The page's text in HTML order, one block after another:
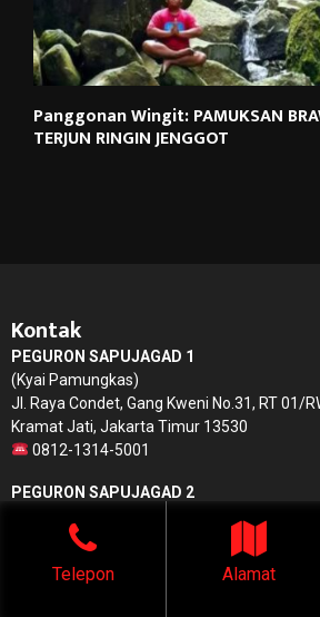
Panggonan Wingit: PAMUKSAN
TERJUN RINGIN JENGGOT
Kontak
PEGURON SAPUJAGAD 1
(Kyai Pamungkas)
Jl. Raya Condet, Gang Kweni No.31, RT 01/
Kramat Jati, Jakarta Timur 13530
0812-1314-5001
PEGURON SAPUJAGAD 2
Jl. Raya Gudo No. 50, RT 05/RW 03, Gudo,
0857-8008-0098
Telepon Alamat